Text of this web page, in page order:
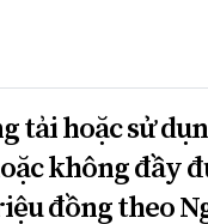
tải hoặc sử
không đầy
đồng theo